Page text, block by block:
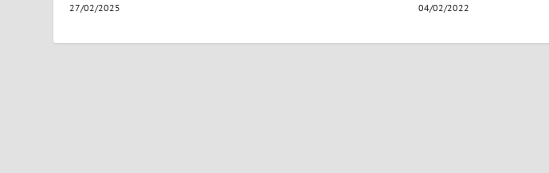
27/02/2025 04/02/2022